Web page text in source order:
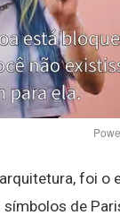
foi o
de